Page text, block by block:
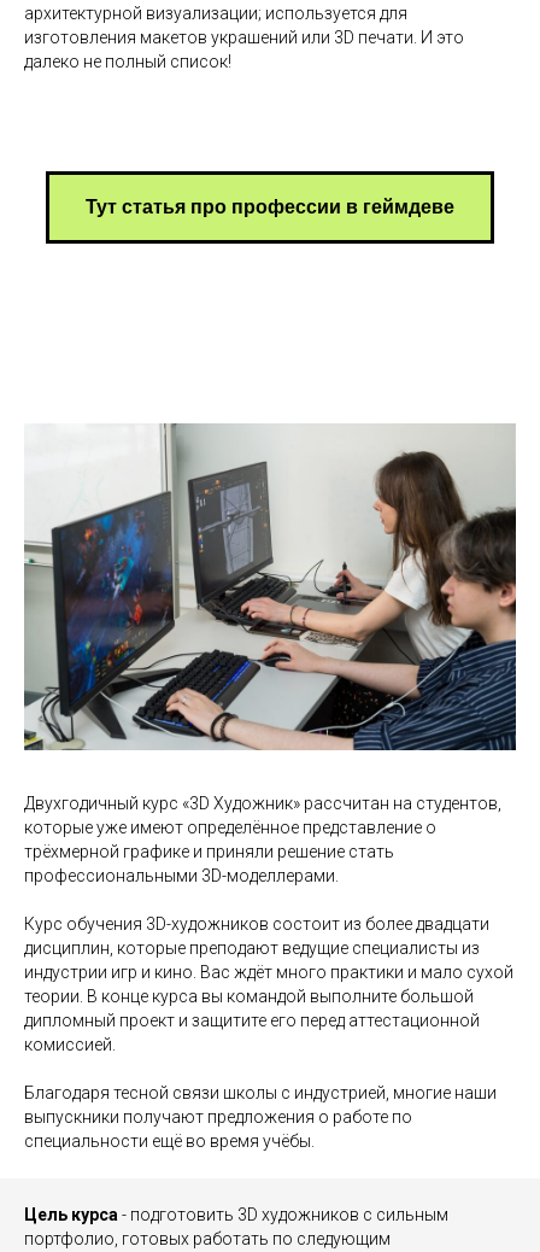
архитектурной визуализации; используется для
изготовления макетов украшений или 3D печати. И это
далеко не полный список!
Тут статья про профессии в геймдеве
Двухгодичный курс «3D Художник» рассчитан на студентов,
которые уже имеют определённое представление о
трёхмерной графике и приняли решение стать
профессиональными 3D-моделлерами.
Курс обучения 3D-художников состоит из более двадцати
дисциплин, которые преподают ведущие специалисты из
индустрии игр и кино. Вас ждёт много практики и мало сухой
теории. В конце курса вы командой выполните большой
дипломный проект и защитите его перед аттестационной
комиссией.
Благодаря тесной связи школы с индустрией, многие наши
выпускники получают предложения о работе по
специальности ещё во время учёбы.
Цель курса - подготовить 3D художников с сильным
портфолио, готовых работать по следующим